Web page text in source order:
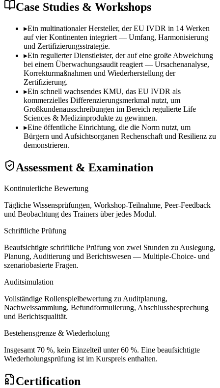
Case Studies & Workshops
▸Ein multinationaler Hersteller, der EU IVDR in 14 Werken
auf vier Kontinenten integriert — Umfang, Harmonisierung
und Zertifizierungsstrategie.
▸Ein regulierter Dienstleister, der auf eine große Abweichung
bei einem Überwachungsaudit reagiert — Ursachenanalyse,
Korrekturmaßnahmen und Wiederherstellung der
Zertifizierung.
▸Ein schnell wachsendes KMU, das EU IVDR als
kommerzielles Differenzierungsmerkmal nutzt, um
Großkundenausschreibungen im Bereich regulierte Life
Sciences & Medizinprodukte zu gewinnen.
▸Eine öffentliche Einrichtung, die die Norm nutzt, um
Bürgern und Aufsichtsorganen Rechenschaft und Resilienz zu
demonstrieren.
Assessment & Examination
Kontinuierliche Bewertung
Tägliche Wissensprüfungen, Workshop-Teilnahme, Peer-Feedback
und Beobachtung des Trainers über jedes Modul.
Schriftliche Prüfung
Beaufsichtigte schriftliche Prüfung von zwei Stunden zu Auslegung,
Planung, Auditierung und Berichtswesen — Multiple-Choice- und
szenariobasierte Fragen.
Auditsimulation
Vollständige Rollenspielbewertung zu Auditplanung,
Nachweissammlung, Befundformulierung, Abschlussbesprechung
und Berichtsqualität.
Bestehensgrenze & Wiederholung
Insgesamt 70 %, kein Einzelteil unter 60 %. Eine beaufsichtigte
Wiederholungsprüfung ist im Kurspreis enthalten.
Certification